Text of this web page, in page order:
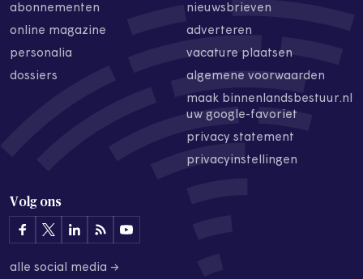
abonnementen
online magazine
personalia
dossiers
nieuwsbrieven
adverteren
vacature plaatsen
algemene voorwaarden
maak binnenlandsbestuur.nl
uw google-favoriet
privacy statement
privacyinstellingen
Volg ons
alle social media →